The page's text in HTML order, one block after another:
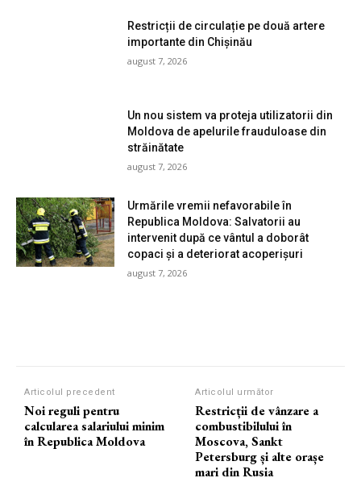
Restricții de circulație pe două artere
importante din Chișinău
august 7, 2026
Un nou sistem va proteja utilizatorii din
Moldova de apelurile frauduloase din
străinătate
august 7, 2026
Urmările vremii nefavorabile în
Republica Moldova: Salvatorii au
intervenit după ce vântul a doborât
copaci și a deteriorat acoperișuri
august 7, 2026
Articolul precedent
Noi reguli pentru
calcularea salariului minim
în Republica Moldova
Articolul următor
Restricții de vânzare a
combustibilului în
Moscova, Sankt
Petersburg și alte orașe
mari din Rusia